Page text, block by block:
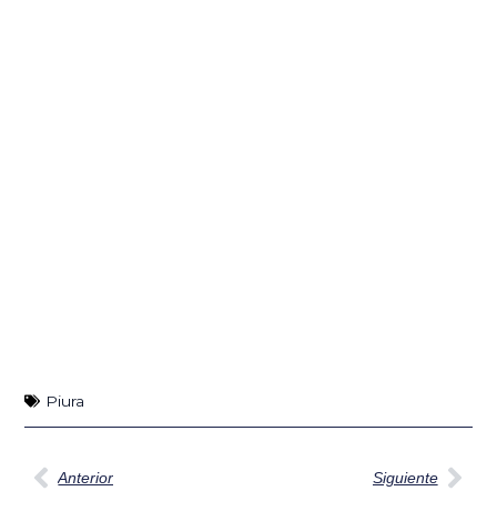
Piura
Ant
Anterior Siguiente